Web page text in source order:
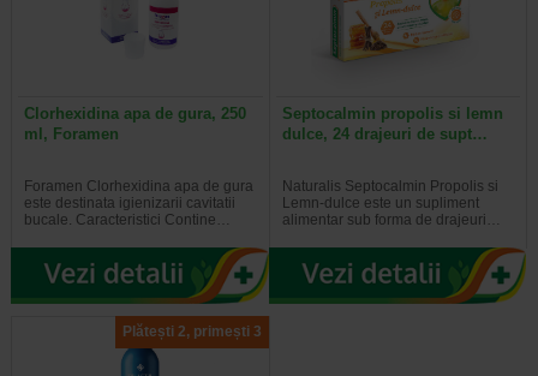
Clorhexidina apa de gura, 250
ml, Foramen
Foramen Clorhexidina apa de gura
este destinata igienizarii cavitatii
bucale. Caracteristici Contine…
Septocalmin propolis si lemn
dulce, 24 drajeuri de supt…
Naturalis Septocalmin Propolis si
Lemn-dulce este un supliment
alimentar sub forma de drajeuri…
Plătești 2, primești 3